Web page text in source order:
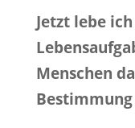
Jetzt lebe
Menschen